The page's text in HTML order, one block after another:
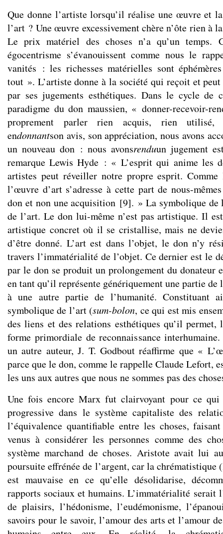
Que donne l’artiste lorsqu’il réalise une œuvre et
l’art ? Une œuvre excessivement chère n’ôte rien à
Le prix matériel des choses n’a qu’un temps.
égocentrisme s’évanouissent comme nous le
vanités : les richesses matérielles sont
tout ». L’artiste donne à la société qui reçoit et
par ses jugements esthétiques. Dans le cycle de
paradigme du don maussien, « donner-recevoir-
proprement parler rien acquis, rien utilisé,
endonnantson avis, son appréciation, nous avons
un nouveau don : nous avonsrenduun jugement
remarque Lewis Hyde : « L’esprit qui anime les
artistes peut réveiller notre propre esprit.
l’œuvre d’art s’adresse à cette part de nous-
don et non une acquisition [9]. » La symbolique de
de l’art. Le don lui-même n’est pas artistique. Il
artistique concret où il se cristallise, mais ne
d’être donné. L’art est dans l’objet, le don n’y
travers l’immatérialité de l’objet. Ce dernier est le
par le don se produit un prolongement du donateur
en tant qu’il représente génériquement une partie
à une autre partie de l’humanité. Constituant
symbolique de l’art (sum-bolon, ce qui est mis
des liens et des relations esthétiques qu’il permet,
forme primordiale de reconnaissance
un autre auteur, J. T. Godbout réaffirme que «
parce que le don, comme le rappelle Claude Lefort,
les uns aux autres que nous ne sommes pas des
Une fois encore Marx fut clairvoyant pour ce
progressive dans le système capitaliste des
l’équivalence quantifiable entre les choses,
venus à considérer les personnes comme des
système marchand de choses. Aristote avait lui
poursuite effrénée de l’argent, car la
est mauvaise en ce qu’elle désolidarise,
rapports sociaux et humains. L’immatérialité serait
de plaisirs, l’hédonisme, l’eudémonisme,
savoirs pour le savoir, l’amour des arts et l’amour